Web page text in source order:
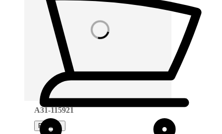
Loading images
A31-115921
Favorite